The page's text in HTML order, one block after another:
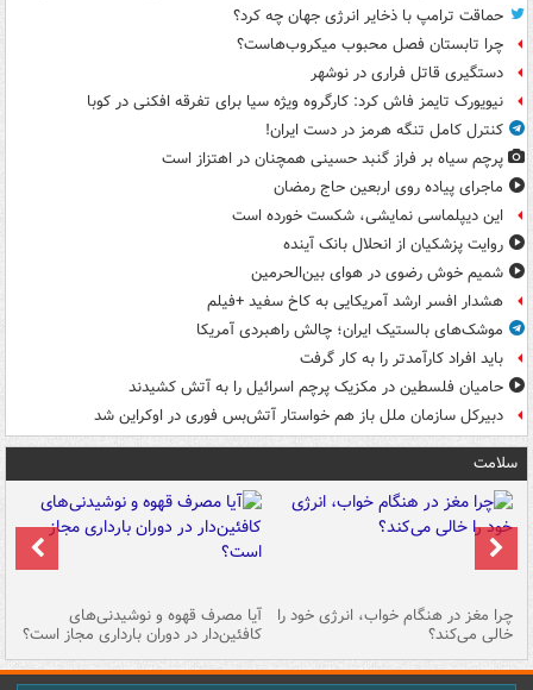
حماقت ترامپ با ذخایر انرژی جهان چه کرد؟
چرا تابستان فصل محبوب میکروب‌هاست؟
دستگیری قاتل فراری در نوشهر
نیویورک تایمز فاش کرد: کارگروه ویژه سیا برای تفرقه افکنی در کوبا
کنترل کامل تنگه هرمز در دست ایران!
پرچم سیاه بر فراز گنبد حسینی همچنان در اهتزاز است
ماجرای پیاده روی اربعین حاج رمضان
این دیپلماسی نمایشی، شکست خورده است
روایت پزشکیان از انحلال بانک آینده
شمیم خوش رضوی در هوای بین‌الحرمین
هشدار افسر ارشد آمریکایی به کاخ سفید +فیلم
موشک‌های بالستیک ایران؛ چالش راهبردی آمریکا
باید افراد کارآمدتر را به کار گرفت
حامیان فلسطین در مکزیک پرچم اسرائیل را به آتش کشیدند
دبیرکل سازمان ملل باز هم خواستار آتش‌بس فوری در اوکراین شد
سلامت
چرا مغز در هنگام خواب، انرژی خود را
خالی می‌کند؟
آیا مصرف قهوه و نوشیدنی‌های
کافئین‌دار در دوران بارداری مجاز است؟